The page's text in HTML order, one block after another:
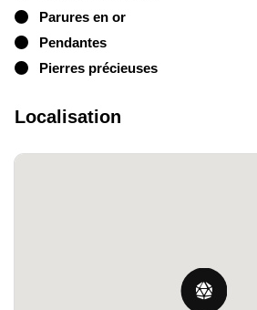
Parures en or
Pendantes
Pierres précieuses
Localisation